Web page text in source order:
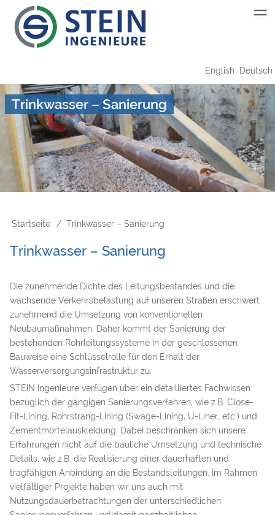
zum
Inhalt
Main
navigation
English Deutsch
Trinkwasser – Sanierung
Startseite Trinkwasser – Sanierung
Trinkwasser – Sanierung
Die zunehmende Dichte des Leitungsbestandes und die
wachsende Verkehrsbelastung auf unseren Straßen erschwert
zunehmend die Umsetzung von konventionellen
Neubaumaßnahmen. Daher kommt der Sanierung der
bestehenden Rohrleitungssysteme in der geschlossenen
Bauweise eine Schlüsselrolle für den Erhalt der
Wasserversorgungsinfrastruktur zu.
STEIN Ingenieure verfügen über ein detailliertes Fachwissen
bezüglich der gängigen Sanierungsverfahren, wie z.B. Close-
Fit-Lining, Rohrstrang-Lining (Swage-Lining, U-Liner, etc.) und
Zementmörtelauskleidung. Dabei beschränken sich unsere
Erfahrungen nicht auf die bauliche Umsetzung und technische
Details, wie z.B. die Realisierung einer dauerhaften und
tragfähigen Anbindung an die Bestandsleitungen. Im Rahmen
vielfältiger Projekte haben wir uns auch mit
Nutzungsdauerbetrachtungen der unterschiedlichen